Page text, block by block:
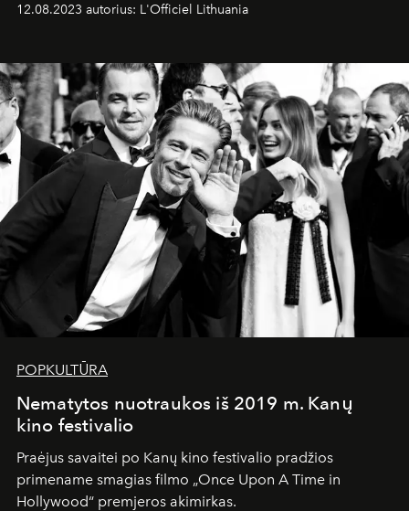
12.08.2023 autorius: L'Officiel Lithuania
POPKULTŪRA
Nematytos nuotraukos iš 2019 m. Kanų
kino festivalio
Praėjus savaitei po Kanų kino festivalio pradžios
primename smagias filmo „Once Upon A Time in
Hollywood“ premjeros akimirkas.